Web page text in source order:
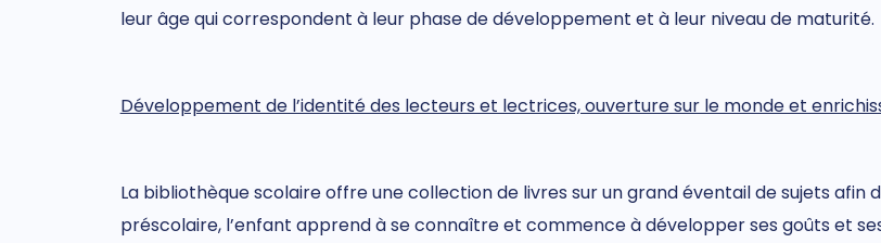
leur âge qui correspondent à leur phase de développement et à leur niveau de maturité.
Développement de l’identité des lecteurs et lectrices, ouverture sur le monde et
La bibliothèque scolaire offre une collection de livres sur un grand éventail de sujets afin
préscolaire, l’enfant apprend à se connaître et commence à développer ses goûts et